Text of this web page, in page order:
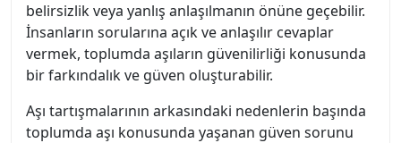
belirsizlik veya yanlış anlaşılmanın önüne geçebilir.
İnsanların sorularına açık ve anlaşılır cevaplar
vermek, toplumda aşıların güvenilirliği konusunda
bir farkındalık ve güven oluşturabilir.
Aşı tartışmalarının arkasındaki nedenlerin başında
toplumda aşı konusunda yaşanan güven sorunu